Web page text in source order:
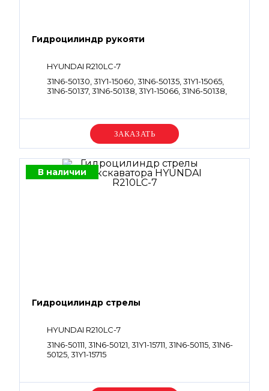
Гидроцилиндр рукояти
HYUNDAI R210LC-7
31N6-50130, 31Y1-15060, 31N6-50135, 31Y1-15065,
31N6-50137, 31N6-50138, 31Y1-15066, 31N6-50138,
Уточняйте цену
В наличии
Гидроцилиндр стрелы
HYUNDAI R210LC-7
31N6-50111, 31N6-50121, 31Y1-15711, 31N6-50115, 31N6-
50125, 31Y1-15715